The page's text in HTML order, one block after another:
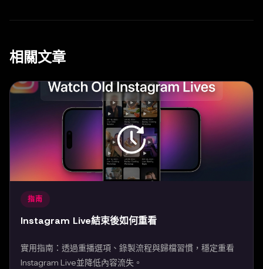
相關文章
指南
Instagram Live結束後如何重看
實用指南：透過重播選項、錄製流程與歸檔習慣，穩定重看
Instagram Live並降低內容流失。